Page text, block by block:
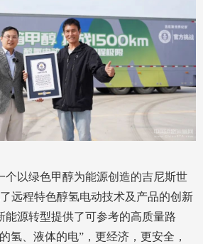
个以绿色甲醇为能源创造的吉尼斯世
远程特色醇氢电动技术及产品的创新
能源转型提供了可参考的高质量路
氢、液体的电”，更经济，更安全，